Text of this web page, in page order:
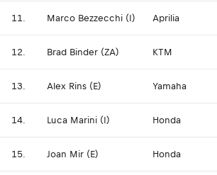
11. Marco Bezzecchi (I) Aprilia
12. Brad Binder (ZA) KTM
13. Alex Rins (E) Yamaha
14. Luca Marini (I) Honda
15. Joan Mir (E) Honda